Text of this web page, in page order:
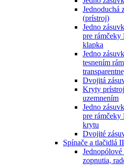
Jednoduchá
(prístroj)
Jedno
pre rámčeky
klapka
Jedno
tesnením
Dvojitá
Kryty
uzemnením
Jedno
pre rámčeky
krytu
Dvojité
Spínače a tlačidlá
Jednopólové
zopnutia,